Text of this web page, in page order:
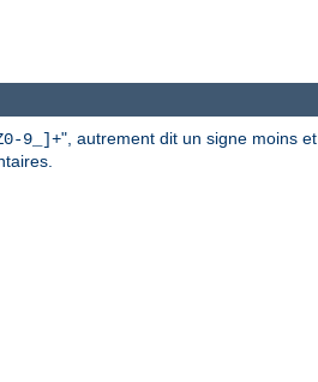
9_]+", autrement dit un signe moins et